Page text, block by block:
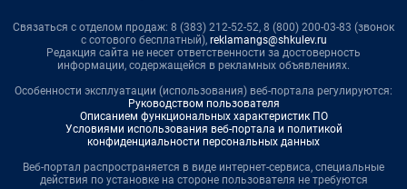
Связаться с отделом продаж: 8 (383) 212-52-52, 8 (800) 200-03-83 (звонок
с сотового бесплатный), reklamangs@shkulev.ru
Редакция сайта не несет ответственности за достоверность
информации, содержащейся в рекламных объявлениях.
Особенности эксплуатации (использования) веб-портала регулируются:
Руководством пользователя
Описанием функциональных характеристик ПО
Условиями использования веб-портала и политикой
конфиденциальности персональных данных
Веб-портал распространяется в виде интернет-сервиса, специальные
действия по установке на стороне пользователя не требуются